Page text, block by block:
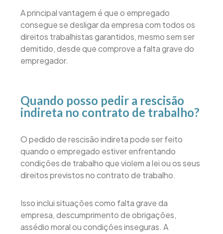
A principal vantagem é que o empregado
consegue se desligar da empresa com todos os
direitos trabalhistas garantidos, mesmo sem ser
demitido, desde que comprove a falta grave do
empregador.
Quando posso pedir a rescisão
indireta no contrato de trabalho?
O pedido de rescisão indireta pode ser feito
quando o empregado estiver enfrentando
condições de trabalho que violem a lei ou os seus
direitos previstos no contrato de trabalho.
Isso inclui situações como falta grave da
empresa, descumprimento de obrigações,
assédio moral ou condições inseguras. A